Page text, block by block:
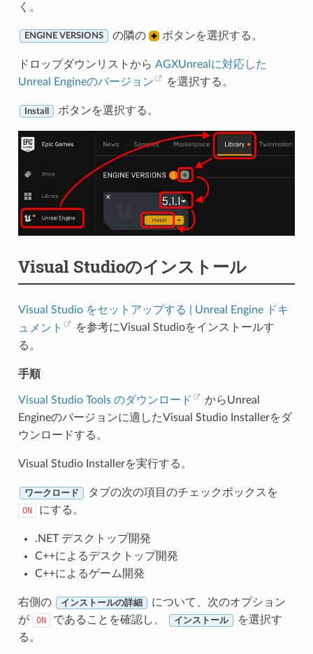
く。
ENGINE VERSIONS の隣の ボタンを選択する。
ドロップダウンリストから AGXUnrealに対応した
Unreal Engineのバージョン
を選択する。
Install ボタンを選択する。
Visual Studioのインストール
Visual Studio をセットアップする | Unreal Engine ドキ
ュメント
を参考にVisual Studioをインストールす
る。
手順
Visual Studio Tools のダウンロード
からUnreal
Engineのバージョンに適したVisual Studio Installerをダ
ウンロードする。
Visual Studio Installerを実行する。
ワークロード タブの次の項目のチェックボックスを
ON にする。
.NET デスクトップ開発
C++によるデスクトップ開発
C++によるゲーム開発
右側の インストールの詳細
について、次のオプション
が
ON であることを確認し、 インストール
を選択す
る。